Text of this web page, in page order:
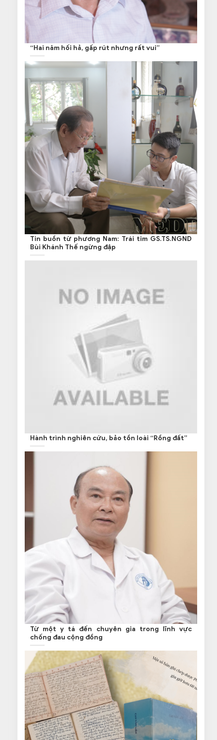
“Hai năm hối hả, gấp rút nhưng rất vui”
Tin buồn từ phương Nam: Trái tim GS.TS.NGND
Bùi Khánh Thế ngừng đập
Hành trình nghiên cứu, bảo tồn loài “Rồng đất”
Từ một y tá đến chuyên gia trong lĩnh vực
chống đau cộng đồng